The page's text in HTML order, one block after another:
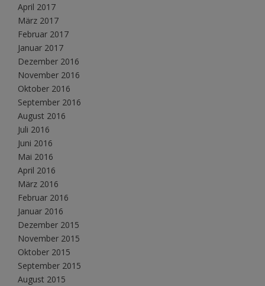
April 2017
März 2017
Februar 2017
Januar 2017
Dezember 2016
November 2016
Oktober 2016
September 2016
August 2016
Juli 2016
Juni 2016
Mai 2016
April 2016
März 2016
Februar 2016
Januar 2016
Dezember 2015
November 2015
Oktober 2015
September 2015
August 2015